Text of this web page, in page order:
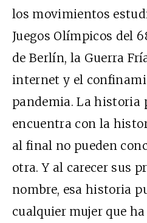
los movimientos
Juegos Olímpicos del
de Berlín, la Guerra
internet y el
pandemia. La historia
encuentra con la
al final no pueden
otra. Y al carecer sus
nombre, esa historia
cualquier mujer que